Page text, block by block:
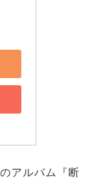
アルバム『断